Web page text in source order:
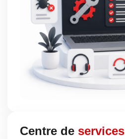
Centre de services